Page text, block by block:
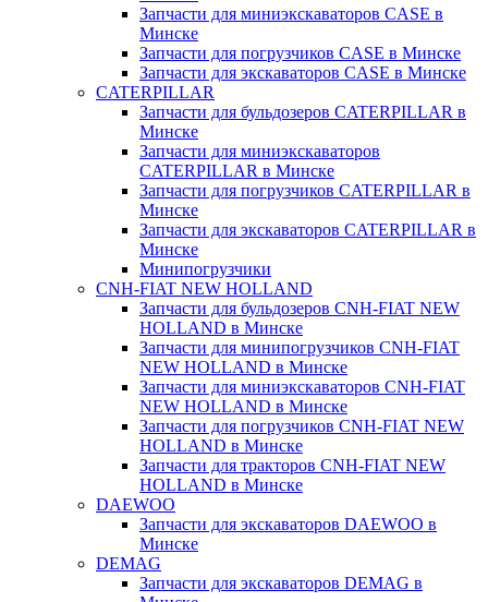
Запчасти для миниэкскаваторов CASE в
Минске
Запчасти для погрузчиков CASE в Минске
Запчасти для экскаваторов CASE в Минске
CATERPILLAR
Запчасти для бульдозеров CATERPILLAR в
Минске
Запчасти для миниэкскаваторов
CATERPILLAR в Минске
Запчасти для погрузчиков CATERPILLAR в
Минске
Запчасти для экскаваторов CATERPILLAR в
Минскe
Минипогрузчики
CNH-FIAT NEW HOLLAND
Запчасти для бульдозеров CNH-FIAT NEW
HOLLAND в Минске
Запчасти для минипогрузчиков CNH-FIAT
NEW HOLLAND в Минске
Запчасти для миниэкскаваторов CNH-FIAT
NEW HOLLAND в Минске
Запчасти для погрузчиков CNH-FIAT NEW
HOLLAND в Минске
Запчасти для тракторов CNH-FIAT NEW
HOLLAND в Минске
DAEWOO
Запчасти для экскаваторов DAEWOO в
Минске
DEMAG
Запчасти для экскаваторов DEMAG в